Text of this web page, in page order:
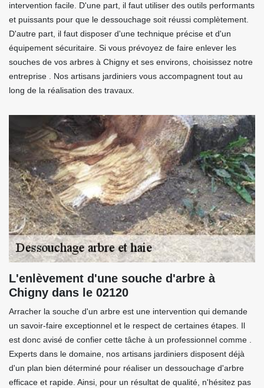
intervention facile. D'une part, il faut utiliser des outils performants
et puissants pour que le dessouchage soit réussi complètement.
D'autre part, il faut disposer d'une technique précise et d'un
équipement sécuritaire. Si vous prévoyez de faire enlever les
souches de vos arbres à Chigny et ses environs, choisissez notre
entreprise . Nos artisans jardiniers vous accompagnent tout au
long de la réalisation des travaux.
L'enlèvement d'une souche d'arbre à
Chigny dans le 02120
Arracher la souche d'un arbre est une intervention qui demande
un savoir-faire exceptionnel et le respect de certaines étapes. Il
est donc avisé de confier cette tâche à un professionnel comme .
Experts dans le domaine, nos artisans jardiniers disposent déjà
d'un plan bien déterminé pour réaliser un dessouchage d'arbre
efficace et rapide. Ainsi, pour un résultat de qualité, n'hésitez pas